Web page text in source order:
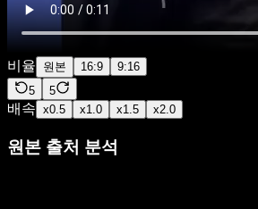
비율 원본 16:9
9:16
5
5
배속 x0.5 x1.0 x1.5 x2.0
원본 출처 분석